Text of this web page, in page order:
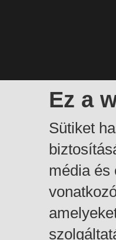
Ez a
Sütiket
média és